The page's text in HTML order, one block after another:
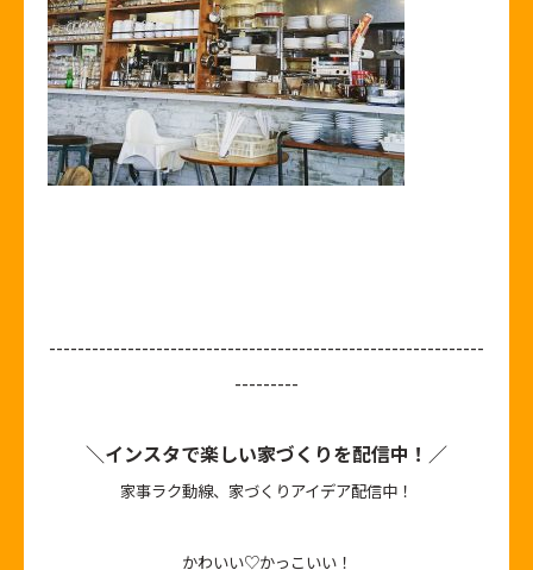
-------------------------------------------------------------
---------
＼インスタで楽しい家づくりを配信中！／
家事ラク動線、家づくりアイデア配信中！
かわいい♡かっこいい！